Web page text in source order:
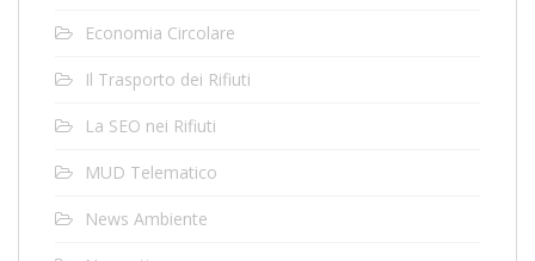
Economia Circolare
Il Trasporto dei Rifiuti
La SEO nei Rifiuti
MUD Telematico
News Ambiente